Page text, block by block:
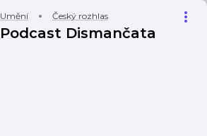
Umění Český rozhlas
Podcast Dismančata